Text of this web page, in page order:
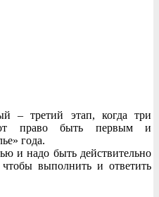
– третий этап, когда три
право быть первым и
года.
и надо быть действительно
выполнить и ответить